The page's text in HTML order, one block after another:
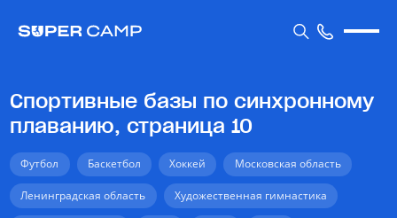
Спортивные базы по синхронному
плаванию, страница 10
Футбол Баскетбол Хоккей Московская область
Ленинградская область Художественная гимнастика